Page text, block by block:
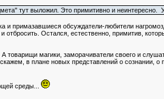
тут выложил. Это примитивно и неинтересно.
и примазавшиеся обсуждатели-любители
Остался, естественно, примитив,
магики, заморачиватели своего и
в плане новых представлений о сознании, о
среды...